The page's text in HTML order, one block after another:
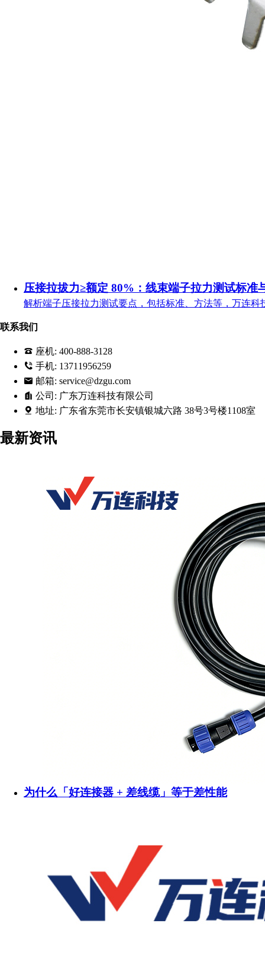
压接拉拔力≥额定 80%：线束端子拉力测试标准
解析端子压接拉力测试要点，包括标准、方法等，万连科
联系我们
座机: 400-888-3128
手机: 13711956259
邮箱: service@dzgu.com
公司: 广东万连科技有限公司
地址: 广东省东莞市长安镇银城六路 38号3号楼1108室
最新资讯
为什么「好连接器 + 差线缆」等于差性能